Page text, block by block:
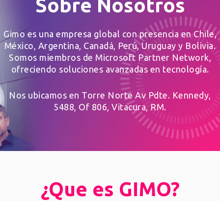
Sobre Nosotros
Gimo es una empresa global con presencia en Chile,
México, Argentina, Canadá, Perú, Uruguay y Bolivia.
Somos miembros de Microsoft Partner Network,
ofreciendo soluciones avanzadas en tecnología.
Nos ubicamos en Torre Norte Av Pdte. Kennedy,
5488, Of 806, Vitacura, RM.
¿Que es GIMO?